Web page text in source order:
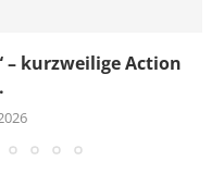
– kurzweilige Action